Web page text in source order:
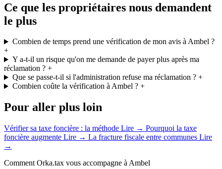
Ce que les propriétaires nous demandent
le plus
Combien de temps prend une vérification de mon avis à Ambel ?
+
Y a-t-il un risque qu'on me demande de payer plus après ma
réclamation ? +
Que se passe-t-il si l'administration refuse ma réclamation ?+
Combien coûte la vérification à Ambel ?+
Pour aller plus loin
Vérifier sa taxe foncière : la méthode Lire → Pourquoi la taxe
foncière augmente Lire → La fracture fiscale entre communes Lire
→
Comment Orka.tax vous accompagne à Ambel